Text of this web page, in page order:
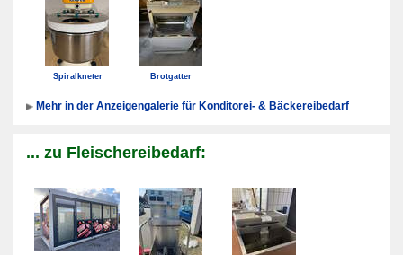
Spiralkneter Brotgatter
Mehr in der Anzeigengalerie für Konditorei- & Bäckereibedarf
... zu Fleischereibedarf: